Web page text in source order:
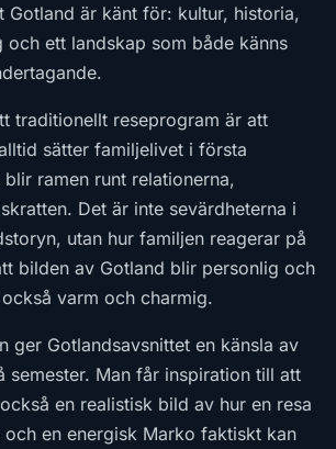
Gotland är känt för: kultur, historia,
och ett landskap som både känns
traditionellt reseprogram är att
sätter familjelivet i första
ramen runt relationerna,
Det är inte sevärdheterna i
utan hur familjen reagerar på
bilden av Gotland blir personlig och
varm och charmig.
ger Gotlandsavsnittet en känsla av
semester. Man får inspiration till att
en realistisk bild av hur en resa
och en energisk Marko faktiskt kan